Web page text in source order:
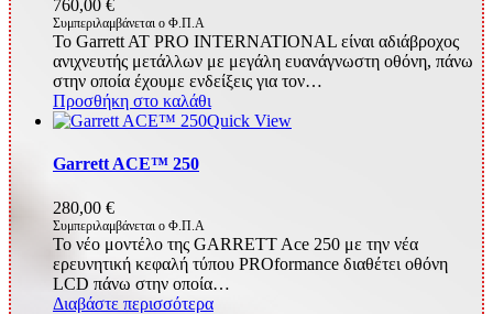
760,00 €
Συμπεριλαμβάνεται ο Φ.Π.Α
Το Garrett AT PRO INTERNATIONAL είναι αδιάβροχος
ανιχνευτής μετάλλων με μεγάλη ευανάγνωστη οθόνη, πάνω
στην οποία έχουμε ενδείξεις για τον…
Προσθήκη στο καλάθι
Quick View
Garrett ACE™ 250
280,00 €
Συμπεριλαμβάνεται ο Φ.Π.Α
Το νέο μοντέλο της GARRETT Ace 250 με την νέα
ερευνητική κεφαλή τύπου PROformance διαθέτει οθόνη
LCD πάνω στην οποία…
Διαβάστε περισσότερα